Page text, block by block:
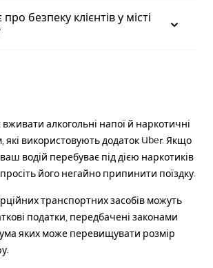
безпеку клієнтів у місті
алкогольні напої й наркотичні
які використовують додаток Uber. Якщо
водій перебуває під дією наркотиків
його негайно припинити поїздку.
транспортних засобів можуть
податки, передбачені законами
яких може перевищувати розмір